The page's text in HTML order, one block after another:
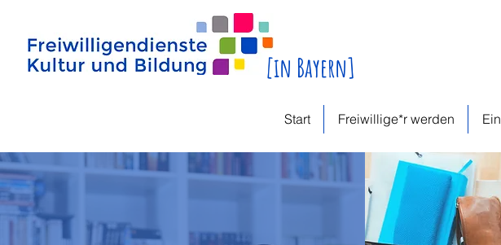
[in Bayern]
Start Freiwillige*r werden